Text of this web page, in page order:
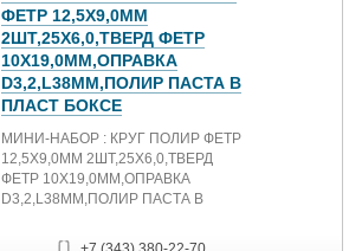
для рыхления почвы с
измельчением сорняков и
равномерным перемешиванием
почвы при внесении минеральных
удобрений. Фрезы монтируются на
выходной вал редуктора.
Изготовлены из качественного
материала, имеют длительный
период эксплуатации.
ФЕТР 12,5X9,0ММ
2ШТ,25Х6,0,ТВЕРД ФЕТР
10Х19,0ММ,ОПРАВКА
D3,2,L38ММ,ПОЛИР ПАСТА В
ПЛАСТ БОКСЕ
МИНИ-НАБОР : КРУГ ПОЛИР ФЕТР
12,5X9,0ММ 2ШТ,25Х6,0,ТВЕРД
ФЕТР 10Х19,0ММ,ОПРАВКА
D3,2,L38ММ,ПОЛИР ПАСТА В